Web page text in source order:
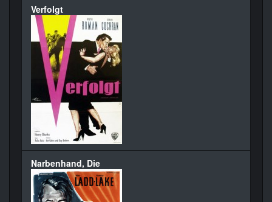
Verfolgt
Narbenhand, Die